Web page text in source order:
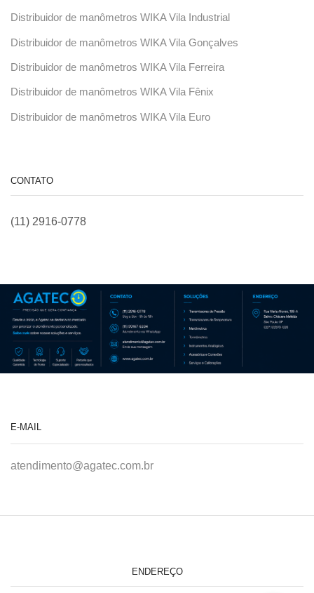
Distribuidor de manômetros WIKA Vila Industrial
Distribuidor de manômetros WIKA Vila Gonçalves
Distribuidor de manômetros WIKA Vila Ferreira
Distribuidor de manômetros WIKA Vila Fênix
Distribuidor de manômetros WIKA Vila Euro
CONTATO
(11) 2916-0778
E-MAIL
atendimento@agatec.com.br
ENDEREÇO